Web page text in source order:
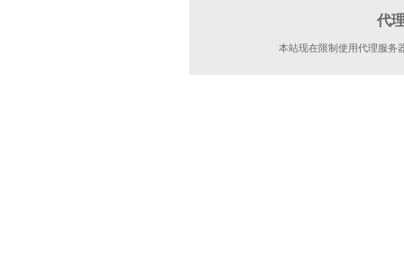
代
本站现在限制使用代理服务